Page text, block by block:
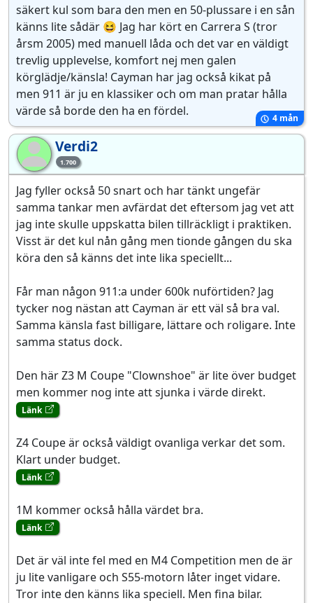
säkert kul som bara den men en 50-plussare i en sån
känns lite sådär 😆 Jag har kört en Carrera S (tror
årsm 2005) med manuell låda och det var en väldigt
trevlig upplevelse, komfort nej men galen
körglädje/känsla! Cayman har jag också kikat på
men 911 är ju en klassiker och om man pratar hålla
värde så borde den ha en fördel.
4 mån
Ve 1.700
Verdi2
Jag fyller också 50 snart och har tänkt ungefär
samma tankar men avfärdat det eftersom jag vet att
jag inte skulle uppskatta bilen tillräckligt i praktiken.
Visst är det kul nån gång men tionde gången du ska
köra den så känns det inte lika speciellt...
Får man någon 911:a under 600k nuförtiden? Jag
tycker nog nästan att Cayman är ett väl så bra val.
Samma känsla fast billigare, lättare och roligare. Inte
samma status dock.
Den här Z3 M Coupe "Clownshoe" är lite över budget
men kommer nog inte att sjunka i värde direkt.
Länk
Z4 Coupe är också väldigt ovanliga verkar det som.
Klart under budget.
Länk
1M kommer också hålla värdet bra.
Länk
Det är väl inte fel med en M4 Competition men de är
ju lite vanligare och S55-motorn låter inget vidare.
Tror inte den känns lika speciell. Men fina bilar.